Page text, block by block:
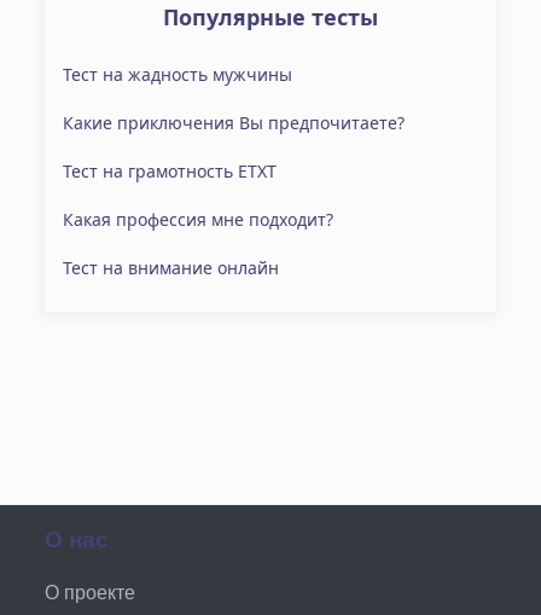
Популярные тесты
Тест на жадность мужчины
Какие приключения Вы предпочитаете?
Тест на грамотность ETXT
Какая профессия мне подходит?
Тест на внимание онлайн
О нас
О проекте